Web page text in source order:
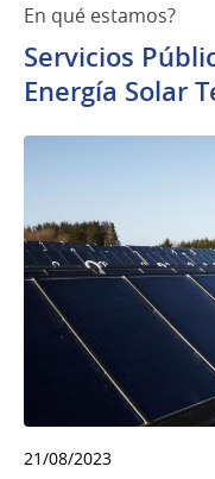
En qué estamos?
Servicios
Energía Solar
21/08/2023